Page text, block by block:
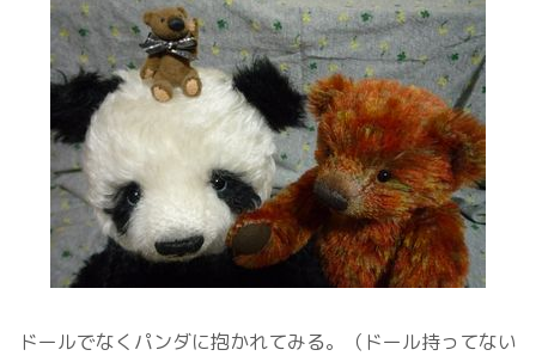
ドールでなくパンダに抱かれてみる。（ドール持ってない